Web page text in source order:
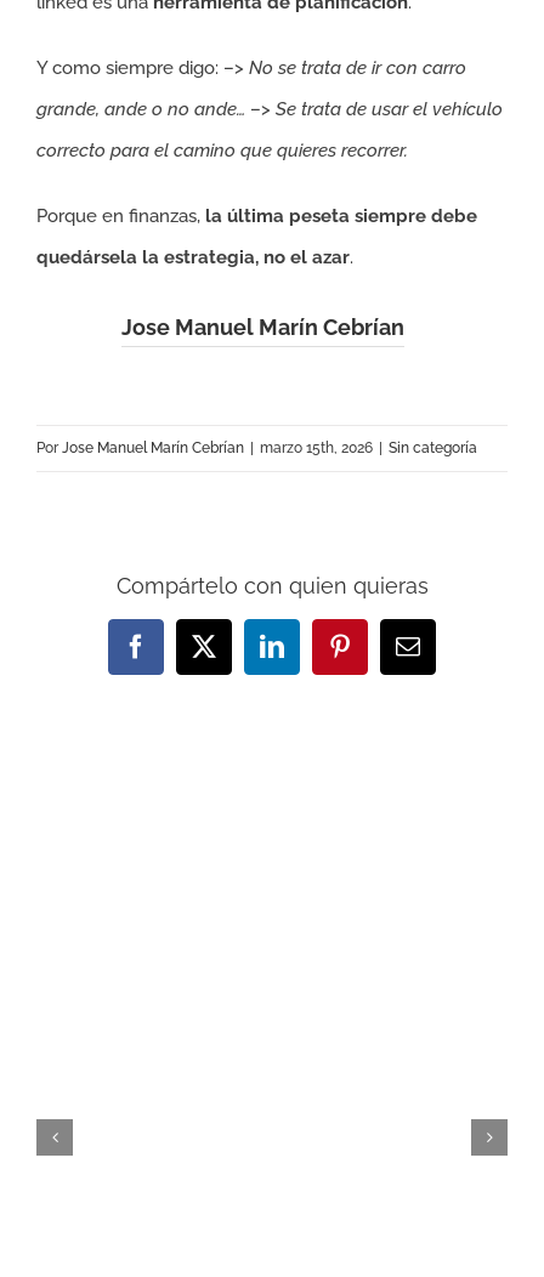
Y como siempre digo: –> No se trata de ir con carro
grande, ande o no ande… –> Se trata de usar el vehículo
correcto para el camino que quieres recorrer.
Porque en finanzas, la última peseta siempre debe
quedársela la estrategia, no el azar.
Jose Manuel Marín Cebrían
PorJose Manuel Marín Cebrían marzo 15th, 2026 Sin categoría
Compártelo con quien quieras
Facebook
X LinkedInPinterestCorreo
electrónico